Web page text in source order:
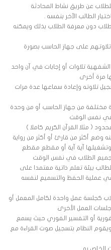
للطلاب عن طريق نشاط المحادثة
الطالب الآخر بنفسه .
دون معرفة الطلاب بذلك ويمكنه
على جهاز الحاسب بصورة
الشفهية تلاوات أو إجابات في آن واحد
مرة أخرى
تلاوته وإعادة سماعها عدة مرات
مختلفة من جهاز الحاسب أو من وحدة
في نفس الوقت
( مثلا القرآن الكريم كاملا )
وضع أكثر من قارئ أو أكثر من رواية
وتشغيلها آية آية أو مقطع مقطع
الطلاب في نفس الوقت
بيئة تعلم ذاتية معتمدا على
عملية الحفظ والتسميع لنفسه
كجلسة عمل واحدة لكامل المعمل أو
العمل الأخرى
أو التفسير الفوري حيث يسمع
ويقوم النظام بتسجيل صوت القراءة مع